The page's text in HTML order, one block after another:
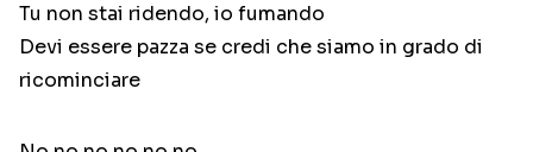
Tu non stai ridendo, io fumando
Devi essere pazza se credi che siamo in grado di
ricominciare